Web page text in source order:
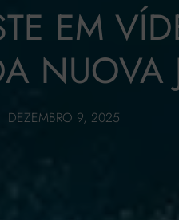
EM
NUOVA
DEZEMBRO 9, 2025